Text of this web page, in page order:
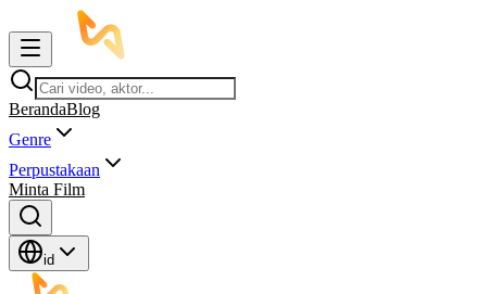
BerandaBlog
Genre
Perpustakaan
Minta Film
id